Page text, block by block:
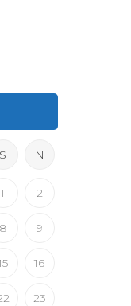
S N
1 2
8 9
16
23